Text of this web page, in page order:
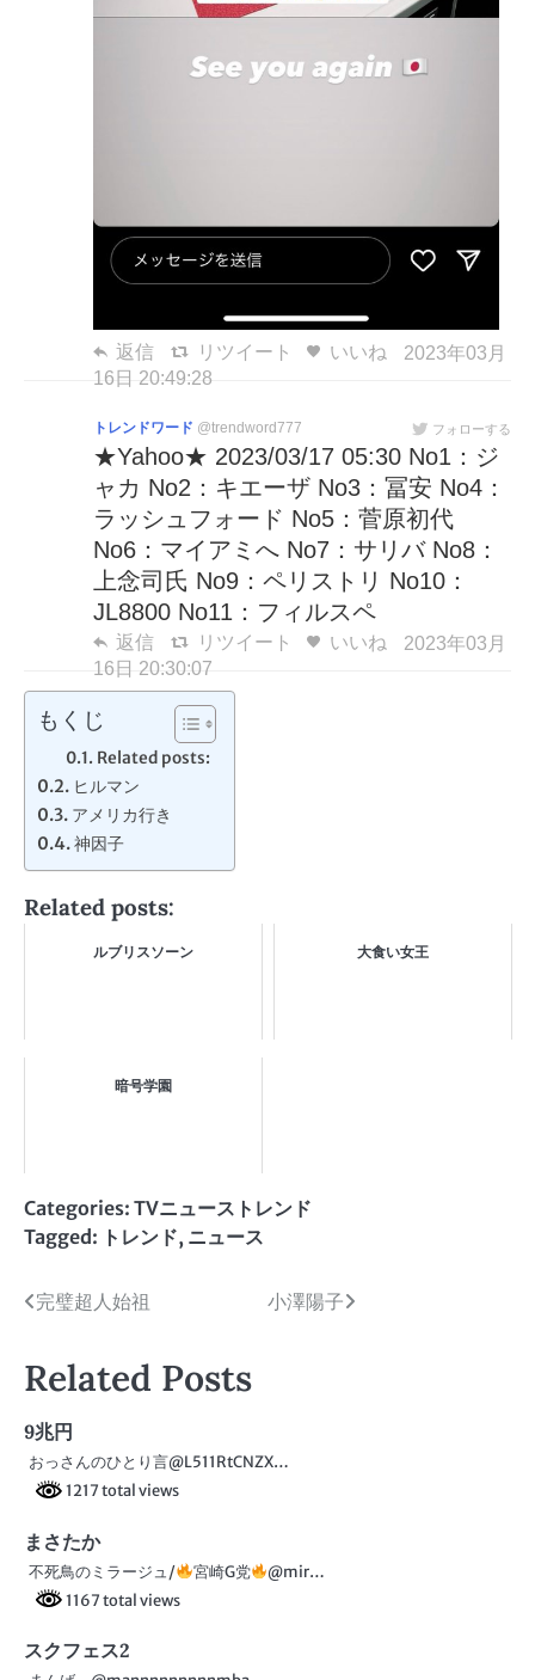
返信 リツイート いいね
2023年03月
16日 20:49:28
トレンドワード @trendword777 フォローする
★Yahoo★ 2023/03/17 05:30 No1：ジ
ャカ No2：キエーザ No3：冨安 No4：
ラッシュフォード No5：菅原初代
No6：マイアミへ No7：サリバ No8：
上念司氏 No9：ペリストリ No10：
JL8800 No11：フィルスペ
返信 リツイート いいね
2023年03月
16日 20:30:07
もくじ
Related posts:
ヒルマン
アメリカ行き
神因子
Related posts:
ルブリスソーン 大食い女王
暗号学園
Categories: TVニューストレンド
Tagged: トレンド, ニュース
投
ナ
ビ
ゲ
シ
ョ
ン
完璧超人始祖 小澤陽子
Related Posts
9兆円
おっさんのひとり言@L511RtCNZX…
1217 total views
まさたか
不死鳥のミラージュ/ 宮崎G党
@mir…
1167 total views
スクフェス2